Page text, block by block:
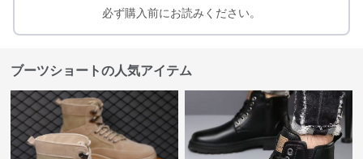
必ず購入前にお読みください。
ブーツショートの人気アイテム